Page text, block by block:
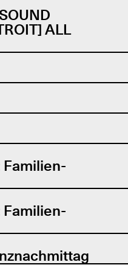
ALL
Familien-
Familien-